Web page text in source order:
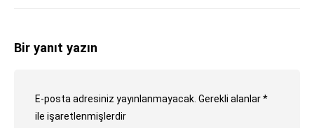
Bir yanıt yazın
E-posta adresiniz yayınlanmayacak. Gerekli alanlar*
ile işaretlenmişlerdir